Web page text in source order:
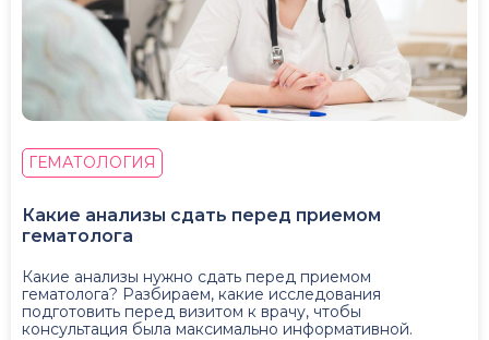
ГЕМАТОЛОГИЯ
Какие анализы сдать перед приемом
гематолога
Какие анализы нужно сдать перед приемом
гематолога? Разбираем, какие исследования
подготовить перед визитом к врачу, чтобы
консультация была максимально информативной.